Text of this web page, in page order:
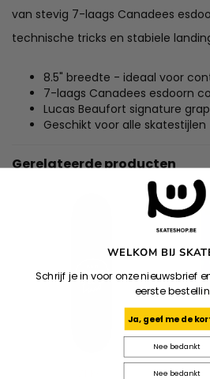
van stevig 7-laags Canadees
technische tricks en stabiele
8.5" breedte - ideaal voor
7-laags Canadees esdoorn
Lucas Beaufort signature
Geschikt voor alle skatestijlen
Gerelateerde producten
WELKOM BIJ
Schrijf je in voor onze nieuwsbrief
eerste
Ja, geef me de
Nee bedankt
Nee bedankt